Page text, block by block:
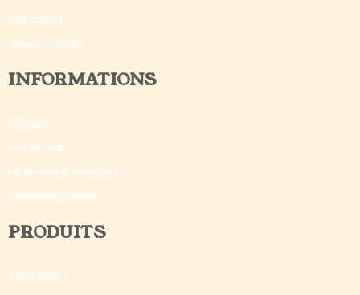
Mon compte
Mes commandes
INFORMATIONS
A propos
Avis certifiés
Partenaires et revendeurs
Recrutement auteurs
PRODUITS
Abonnements